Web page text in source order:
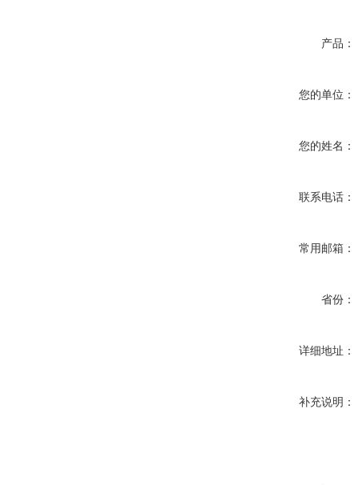
产品：
您的单位：
您的姓名：
联系电话：
常用邮箱：
省份：
详细地址：
补充说明：